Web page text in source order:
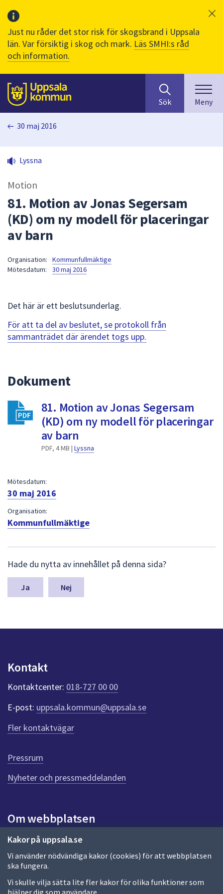
Just nu råder det stor risk för skogsbrand i Uppsala
län. Var försiktig i skog och mark. Läs SMHI:s råd
och information.
Till sidans
huvudinnehåll
efter
innehåll
på
sökfältet
kommer
sökförslag
att
navigera
mellan
att
välja
något
Sök Meny
Kakor på uppsala.se
Vi använder nödvändiga kakor (cookies) för att webbplatsen
ska fungera.
Vi skulle vilja sätta lite fler kakor för olika funktioner som
hjälper dig som användare.
30 maj 2016
Lyssna
Motion
81. Motion av Jonas Segersam
(KD) om ny modell för placeringar
av barn
Organisation:
Kommunfullmäktige
Mötesdatum:
30 maj 2016
Det här är ett beslutsunderlag.
För att ta del av beslutet, se protokoll från
sammanträdet där ärendet togs upp.
Dokument
81. Motion av Jonas Segersam
(KD) om ny modell för placeringar
av barn
PDF, 4 MB | Lyssna
Mötesdatum:
30 maj 2016
Organisation:
Kommunfullmäktige
ä
m
a
n
k
t
e
r
f
ö
r
e
n
n
a
d
a
Hade du nytta av innehållet på denna sida?
Nej
Kontakt
Kontaktcenter: 018-727 00 00
E-post: uppsala.kommun@uppsala.se
Fler kontaktvägar
Pressrum
Nyheter och pressmeddelanden
Om webbplatsen
Om webbplatsen
Allmänna handlingar och diarium
Behandling av personuppgifter